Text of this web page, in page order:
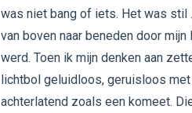
was niet bang of iets. Het was
van boven naar beneden door
werd. Toen ik mijn denken aan
lichtbol geluidloos, geruisloos
achterlatend zoals een komeet.